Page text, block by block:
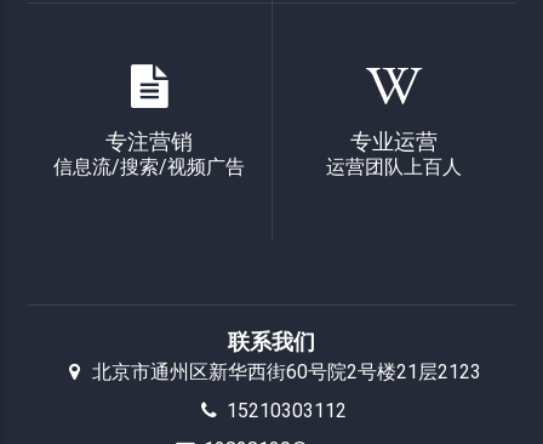
专注营销
信息流/搜索/视频广告
专业运营
运营团队上百人
联系我们
北京市通州区新华西街60号院2号楼21层2123
15210303112